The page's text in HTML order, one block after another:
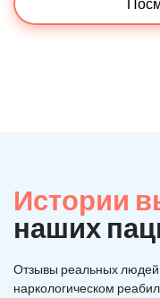
Истории
наших
Отзывы реальных
наркологическом